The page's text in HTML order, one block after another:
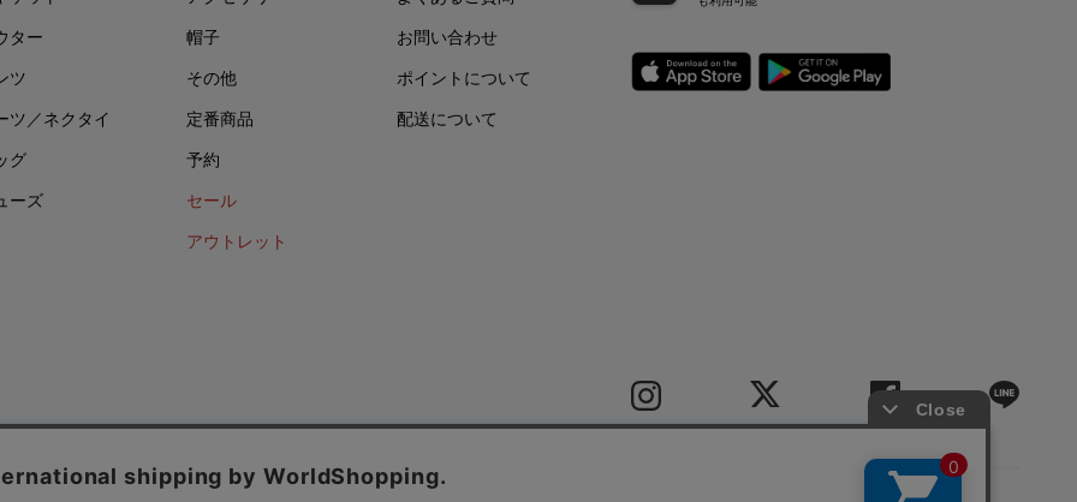
ター
ツ
ツ／ネクタイ
グ
ーズ
帽子
その他
定番商品
予約
セール
アウトレット
お問い合わせ
ポイントについて
配送について